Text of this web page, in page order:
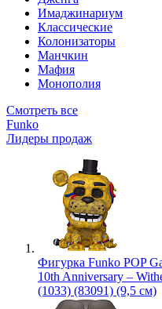
Имаджинариум
Классические
Колонизаторы
Манчкин
Мафия
Монополия
Смотреть все
Funko
Лидеры продаж
Фигурка Funko POP
10th Anniversary –
(1033) (83091) (9,5 см)